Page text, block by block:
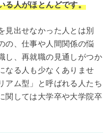
る人がほとんどです。
見出せなかった人とは別
の、仕事や人間関係の悩
し、再就職の見通しがつか
なる人も少なくありませ
アム型」と呼ばれる人たち
関しては大学卒や大学院卒